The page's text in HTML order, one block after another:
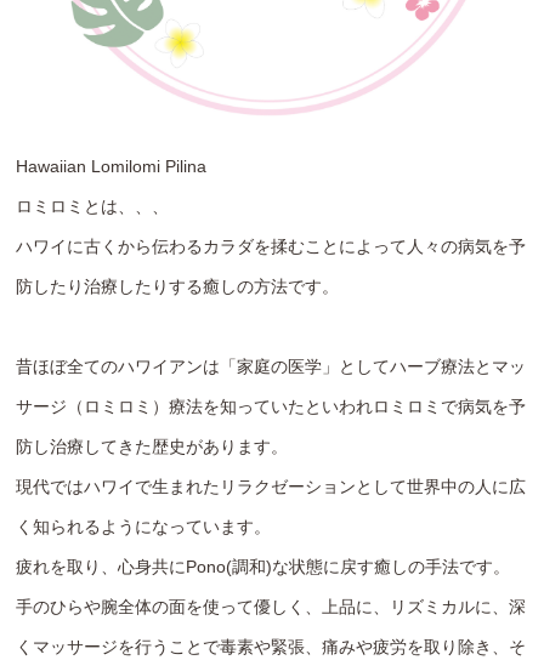
Hawaiian Lomilomi Pilina
ロミロミとは、、、
ハワイに古くから伝わるカラダを揉むことによって人々の病気を予
防したり治療したりする癒しの方法です。
昔ほぼ全てのハワイアンは「家庭の医学」としてハーブ療法とマッ
サージ（ロミロミ）療法を知っていたといわれロミロミで病気を予
防し治療してきた歴史があります。
現代ではハワイで生まれたリラクゼーションとして世界中の人に広
く知られるようになっています。
疲れを取り、心身共にPono(調和)な状態に戻す癒しの手法です。
手のひらや腕全体の面を使って優しく、上品に、リズミカルに、深
くマッサージを行うことで毒素や緊張、痛みや疲労を取り除き、そ